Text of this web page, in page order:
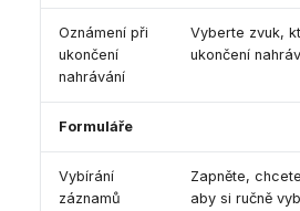
Oznámení při
ukončení
nahrávání
Vyberte zvuk,
ukončení
Formuláře
Vybírání
záznamů
Zapněte,
aby si ručně